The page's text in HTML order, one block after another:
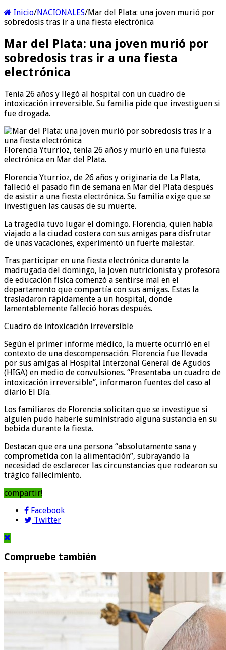
Inicio/NACIONALES/Mar del Plata: una joven murió por
sobredosis tras ir a una fiesta electrónica
Mar del Plata: una joven murió por
sobredosis tras ir a una fiesta
electrónica
Tenia 26 años y llegó al hospital con un cuadro de
intoxicación irreversible. Su familia pide que investiguen si
fue drogada.
Florencia Yturrioz, tenía 26 años y murió en una fuiesta
electrónica en Mar del Plata.
Florencia Yturrioz, de 26 años y originaria de La Plata,
falleció el pasado fin de semana en Mar del Plata después
de asistir a una fiesta electrónica. Su familia exige que se
investiguen las causas de su muerte.
La tragedia tuvo lugar el domingo. Florencia, quien había
viajado a la ciudad costera con sus amigas para disfrutar
de unas vacaciones, experimentó un fuerte malestar.
Tras participar en una fiesta electrónica durante la
madrugada del domingo, la joven nutricionista y profesora
de educación física comenzó a sentirse mal en el
departamento que compartía con sus amigas. Estas la
trasladaron rápidamente a un hospital, donde
lamentablemente falleció horas después.
Cuadro de intoxicación irreversible
Según el primer informe médico, la muerte ocurrió en el
contexto de una descompensación. Florencia fue llevada
por sus amigas al Hospital Interzonal General de Agudos
(HIGA) en medio de convulsiones. “Presentaba un cuadro de
intoxicación irreversible”, informaron fuentes del caso al
diario El Día.
Los familiares de Florencia solicitan que se investigue si
alguien pudo haberle suministrado alguna sustancia en su
bebida durante la fiesta.
Destacan que era una persona “absolutamente sana y
comprometida con la alimentación”, subrayando la
necesidad de esclarecer las circunstancias que rodearon su
trágico fallecimiento.
compartir!
Facebook
Twitter
Compruebe también